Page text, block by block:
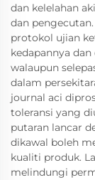
dan kelelahan
dan
protokol ujian
kedapannya
walaupun
dalam
journal aci
toleransi yang
putaran lancar
dikawal boleh
kualiti produk.
melindungi